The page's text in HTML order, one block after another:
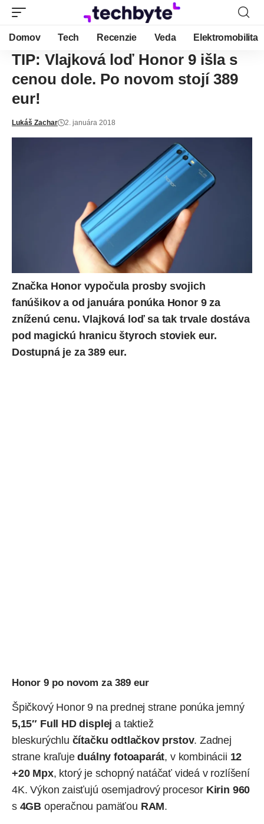
Domov Tech Recenzie Veda Elektromobilita
TIP: Vlajková loď Honor 9 išla s
cenou dole. Po novom stojí 389
eur!
Lukáš Zachar 2. januára 2018
Značka Honor vypočula prosby svojich
fanúšikov a od januára ponúka Honor 9 za
zníženú cenu. Vlajková loď sa tak trvale dostáva
pod magickú hranicu štyroch stoviek eur.
Dostupná je za 389 eur.
Honor 9 po novom za 389 eur
Špičkový Honor 9 na prednej strane ponúka jemný
5,15″ Full HD displej a taktiež
bleskurýchlu čítačku odtlačkov prstov. Zadnej
strane kraľujeduálny fotoaparát, v kombinácii 12
+20 Mpx, ktorý je schopný natáčať videá v rozlíšení
4K. Výkon zaisťujú osemjadrový procesor Kirin 960
s 4GB operačnou pamäťou RAM.